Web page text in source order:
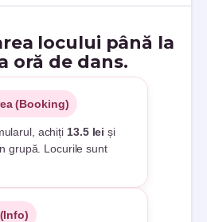
locului până la
oră de dans.
(Booking)
achiți 13.5 lei și
grupă. Locurile sunt